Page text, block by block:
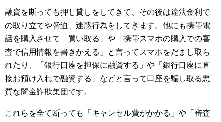
融資を断っても押し貸しをしてきて、その後は違法金利で
の取り立てや脅迫、迷惑行為をしてきます。他にも携帯電
話を購入させて「買い取る」や「携帯スマホの購入での審
査で信用情報を書きかえる」と言ってスマホをだまし取ら
れたり、「銀行口座を担保に融資する」や「銀行口座に直
接お預け入れで融資する」などと言って口座を騙し取る悪
質な闇金詐欺集団です。
これらを全て断っても「キャンセル費がかかる」や「審査